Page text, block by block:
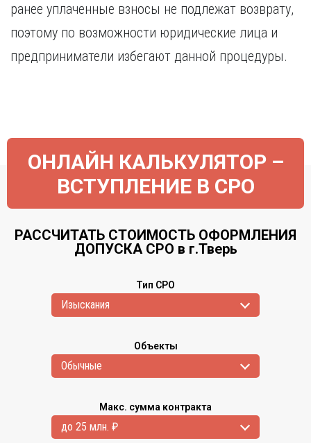
ранее уплаченные взносы не подлежат возврату,
поэтому по возможности юридические лица и
предприниматели избегают данной процедуры.
ОНЛАЙН КАЛЬКУЛЯТОР –
ВСТУПЛЕНИЕ В СРО
РАССЧИТАТЬ СТОИМОСТЬ ОФОРМЛЕНИЯ
ДОПУСКА СРО в г.Тверь
Тип СРО
Изыскания
Объекты
Обычные
Макс. сумма контракта
до 25 млн. ₽